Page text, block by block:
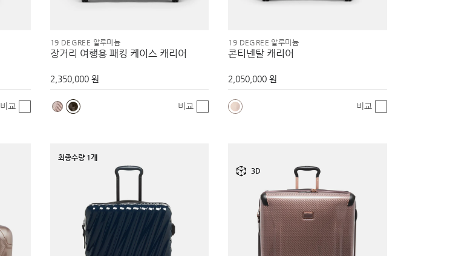
비교
19 DEGREE 알루미늄
장거리 여행용 패킹 케이스 캐리어
2,350,000 원
비교
19 DEGREE 알루미늄
콘티넨탈 캐리어
2,050,000 원
비교
최종수량 1개
3D